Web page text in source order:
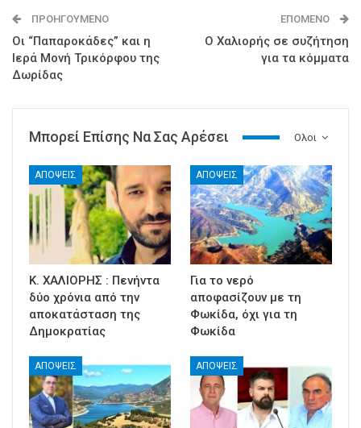
ΠΡΟΗΓΟΎΜΕΝΟ
Οι “Παπαροκάδες” και η
Ιερά Μονή Τρικόρφου της
Δωρίδας
ΕΠΌΜΕΝΟ
Ο Χαλιορής σε συζήτηση
για τα κόμματα
Ολοι
Μπορεί Επίσης Να Σας Αρέσει
ΑΠΟΨΕΙΣ
Κ. ΧΑΛΙΟΡΗΣ : Πενήντα
δύο χρόνια από την
αποκατάσταση της
Δημοκρατίας
ΑΠΟΨΕΙΣ
Για το νερό
αποφασίζουν με τη
Φωκίδα, όχι για τη
Φωκίδα
ΑΠΟΨΕΙΣ ΑΠΟΨΕΙΣ